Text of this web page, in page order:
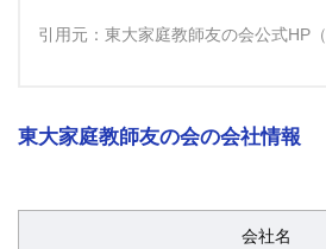
引用元：東大家庭教師友の会公式HP（
東大家庭教師友の会の会社情報
会社名